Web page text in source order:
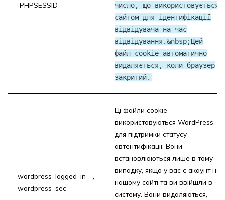
PHPSESSID
число, що використовується
сайтом для ідентифікації
відвідувача на час
відвідування.&nbsp;Цей
файл cookie автоматично
видаляється, коли браузер
закритий.
wordpress_logged_in__,
wordpress_sec__
Ці файли cookie
використовуються WordPress
для підтримки статусу
автентифікації. Вони
встановлюються лише в тому
випадку, якщо у вас є акаунт на
нашому сайті та ви ввійшли в
систему. Вони видаляються,